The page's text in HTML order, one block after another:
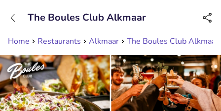
Bereikbaar tot 23:00 uur
Home Restaurants Alkmaar The Boules Club Alkmaar
The Boules Club Alkmaar